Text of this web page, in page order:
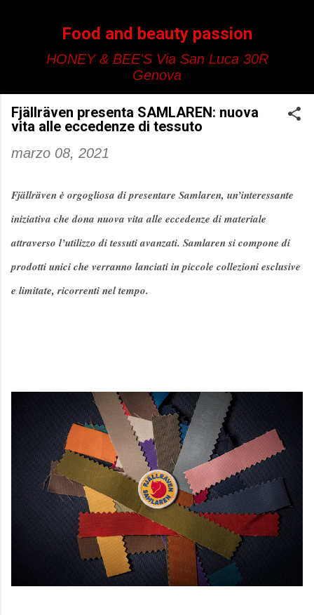
Food and beauty passion
HONEY & BEE'S Via San Luca 30R
Genova
Fjällräven presenta SAMLAREN: nuova
vita alle eccedenze di tessuto
marzo 08, 2021
Fjällräven è orgogliosa di presentare Samlaren, un’interessante
iniziativa che dona nuova vita alle eccedenze di materiale
attraverso l’utilizzo di tessuti avanzati. Samlaren si compone di
prodotti unici che verranno lanciati in piccole collezioni esclusive
e limitate, ricorrenti nel tempo.